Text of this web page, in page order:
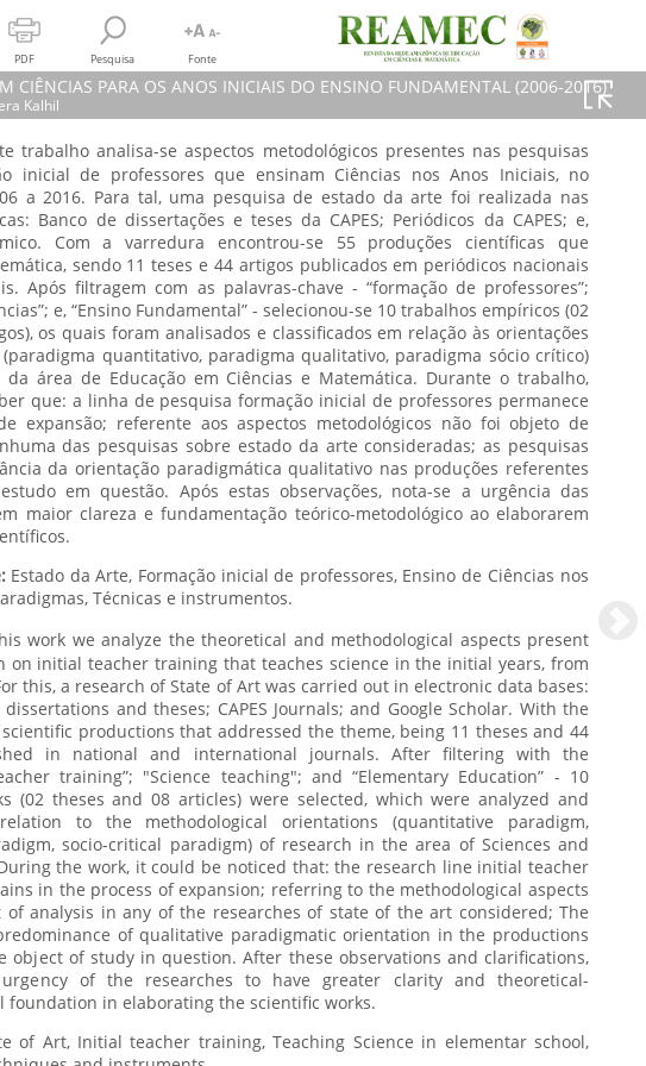
PDF Pesquisa Fonte
CIÊNCIAS PARA OS ANOS INICIAIS DO ENSINO FUNDAMENTAL (2006-2016)
Kalhil
Kalhil
QUE ENSINAM CIÊNCIAS PARA
2016)
TEACHING SCIENCES IN ELEMENTARY
vol.7, núm. 2, 2019
trabalho analisa-se aspectos metodológicos presentes nas pesquisas
inicial de professores que ensinam Ciências nos Anos Iniciais, no
a 2016. Para tal, uma pesquisa de estado da arte foi realizada nas
Banco de dissertações e teses da CAPES; Periódicos da CAPES; e,
Com a varredura encontrou-se 55 produções científicas que
sendo 11 teses e 44 artigos publicados em periódicos nacionais
Após filtragem com as palavras-chave - “formação de professores”;
e, “Ensino Fundamental” - selecionou-se 10 trabalhos empíricos (02
os quais foram analisados e classificados em relação às orientações
(paradigma quantitativo, paradigma qualitativo, paradigma sócio crítico)
da área de Educação em Ciências e Matemática. Durante o trabalho,
que: a linha de pesquisa formação inicial de professores permanece
expansão; referente aos aspectos metodológicos não foi objeto de
das pesquisas sobre estado da arte consideradas; as pesquisas
da orientação paradigmática qualitativo nas produções referentes
em questão. Após estas observações, nota-se a urgência das
maior clareza e fundamentação teórico-metodológico ao elaborarem
Estado da Arte, Formação inicial de professores, Ensino de Ciências nos
Anos Iniciais, Paradigmas, Técnicas e instrumentos.
work we analyze the theoretical and methodological aspects present
on initial teacher training that teaches science in the initial years, from
this, a research of State of Art was carried out in electronic data bases:
dissertations and theses; CAPES Journals; and Google Scholar. With the
productions that addressed the theme, being 11 theses and 44
in national and international journals. After filtering with the
training”; "Science teaching"; and “Elementary Education” - 10
(02 theses and 08 articles) were selected, which were analyzed and
to the methodological orientations (quantitative paradigm,
socio-critical paradigm) of research in the area of Sciences and
the work, it could be noticed that: the research line initial teacher
in the process of expansion; referring to the methodological aspects
of analysis in any of the researches of state of the art considered; The
of qualitative paradigmatic orientation in the productions
object of study in question. After these observations and clarifications,
of the researches to have greater clarity and theoretical-
foundation in elaborating the scientific works.
training, Teaching Science in elementar school,